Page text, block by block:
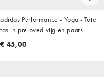
adidas Performance - Yoga - Tote
tas in preloved vijg en paars
€ 45,00